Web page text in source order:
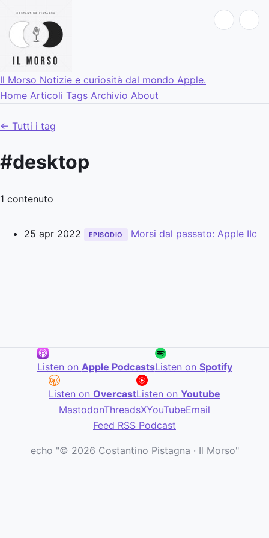
Il Morso Notizie e curiosità dal mondo Apple.
Home Articoli Tags Archivio About
← Tutti i tag
#desktop
1 contenuto
25 apr 2022 EPISODIO Morsi dal passato: Apple IIc
Listen on Apple PodcastsListen on Spotify
Listen on OvercastListen on Youtube
MastodonThreadsXYouTubeEmail
Feed RSS Podcast
echo "© 2026 Costantino Pistagna · Il Morso"